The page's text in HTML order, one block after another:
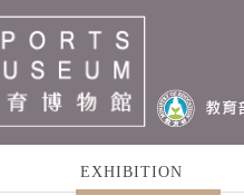
EXHIBITION